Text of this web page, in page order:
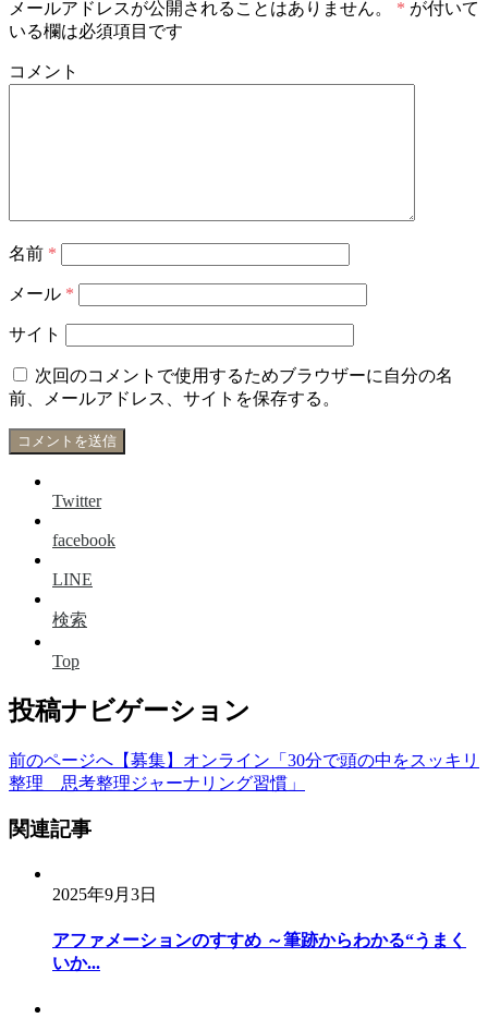
メールアドレスが公開されることはありません。 * が付いて
いる欄は必須項目です
コメント
名前 *
メール *
サイト
次回のコメントで使用するためブラウザーに自分の名
前、メールアドレス、サイトを保存する。
Twitter
facebook
LINE
検索
Top
投稿ナビゲーション
前のページへ 【募集】オンライン「30分で頭の中をスッキリ
整理 思考整理ジャーナリング習慣」
関連記事
2025年9月3日
アファメーションのすすめ ～筆跡からわかる“うまく
いか...